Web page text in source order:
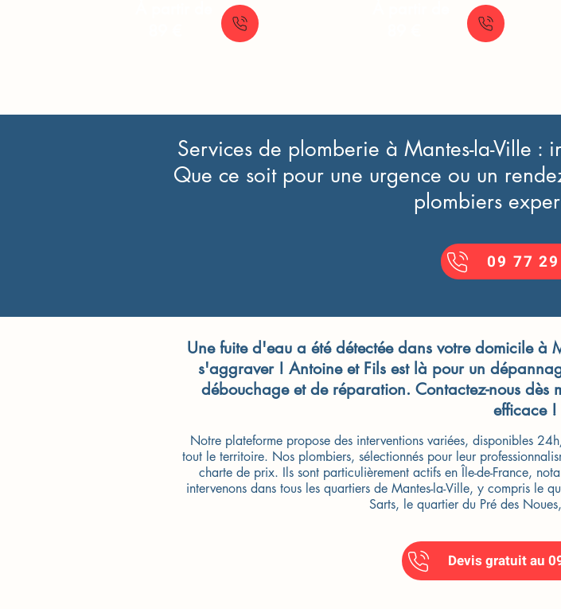
Services de plomberie à Mantes-la-Ville
Que ce soit pour une urgence ou un
plombiers
09 77
Une fuite d'eau a été détectée dans votre domicile à
s'aggraver ! Antoine et Fils est là pour un
débouchage et de réparation. Contactez-nous
efficace !
Notre plateforme propose des interventions variées, disponibles
tout le territoire. Nos plombiers, sélectionnés pour leur
charte de prix. Ils sont particulièrement actifs en Île-de-France,
intervenons dans tous les quartiers de Mantes-la-Ville, y compris
Sarts, le quartier du Pré des
Devis gratuit au